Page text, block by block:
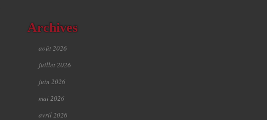
Archives
août 2026
juillet 2026
juin 2026
mai 2026
avril 2026